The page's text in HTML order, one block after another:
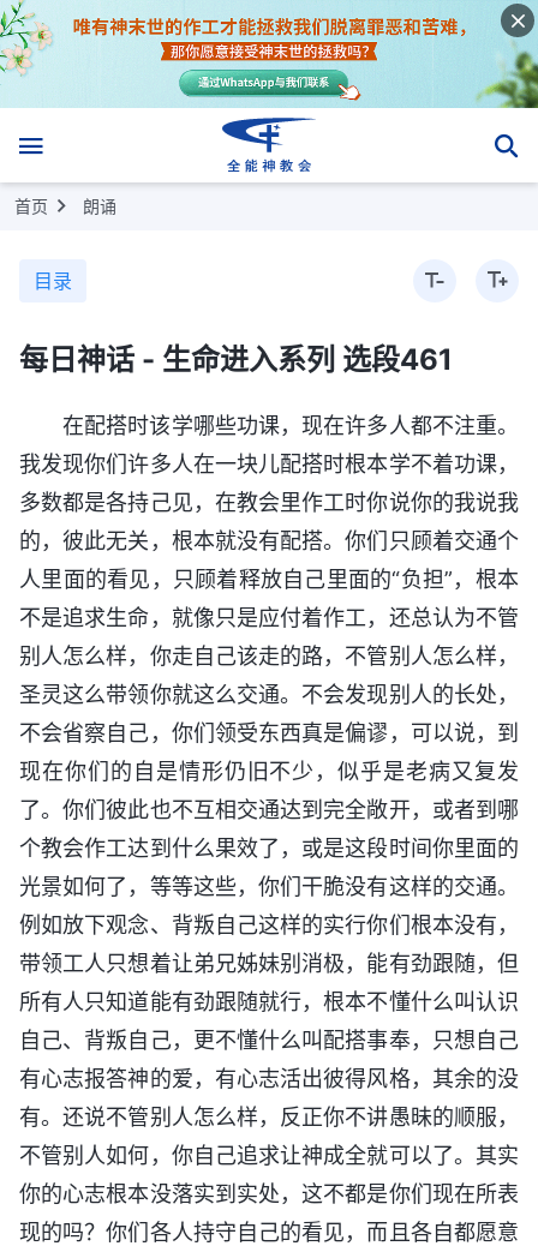
首页 朗诵
目录
每日神话 - 生命进入系列 选段461
在配搭时该学哪些功课，现在许多人都不注重。
我发现你们许多人在一块儿配搭时根本学不着功课，
多数都是各持己见，在教会里作工时你说你的我说我
的，彼此无关，根本就没有配搭。你们只顾着交通个
人里面的看见，只顾着释放自己里面的“负担”，根本
不是追求生命，就像只是应付着作工，还总认为不管
别人怎么样，你走自己该走的路，不管别人怎么样，
圣灵这么带领你就这么交通。不会发现别人的长处，
不会省察自己，你们领受东西真是偏谬，可以说，到
现在你们的自是情形仍旧不少，似乎是老病又复发
了。你们彼此也不互相交通达到完全敞开，或者到哪
个教会作工达到什么果效了，或是这段时间你里面的
光景如何了，等等这些，你们干脆没有这样的交通。
例如放下观念、背叛自己这样的实行你们根本没有，
带领工人只想着让弟兄姊妹别消极，能有劲跟随，但
所有人只知道能有劲跟随就行，根本不懂什么叫认识
自己、背叛自己，更不懂什么叫配搭事奉，只想自己
有心志报答神的爱，有心志活出彼得风格，其余的没
有。还说不管别人怎么样，反正你不讲愚昧的顺服，
不管别人如何，你自己追求让神成全就可以了。其实
你的心志根本没落实到实处，这不都是你们现在所表
现的吗？你们各人持守自己的看见，而且各自都愿意